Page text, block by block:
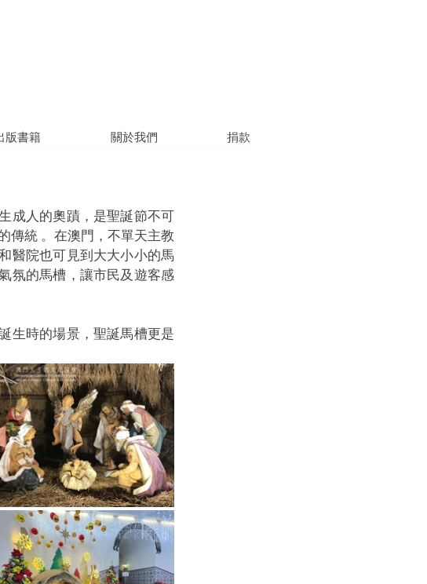
版書籍 關於我們 捐款
成人的奧蹟，是聖誕節不可
傳統 。在澳門，不單天主教
醫院也可見到大大小小的馬
氛的馬槽，讓市民及遊客感
生時的場景，聖誕馬槽更是